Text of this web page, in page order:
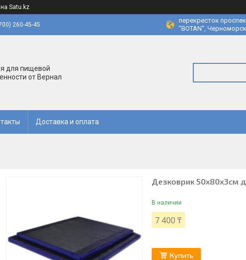
на Satu.kz
260-45-45
перекресток
"BOTAN",
для пищевой
от Вернал
Доставка и оплата
Дезковрик 50x80x3см
В наличии
7 400 ₸
Купить